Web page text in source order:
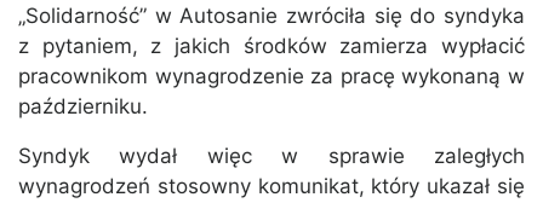
„Solidarność” w Autosanie zwróciła się do syndyka
z pytaniem, z jakich środków zamierza wypłacić
pracownikom wynagrodzenie za pracę wykonaną w
październiku.
Syndyk wydał więc w sprawie zaległych
wynagrodzeń stosowny komunikat, który ukazał się